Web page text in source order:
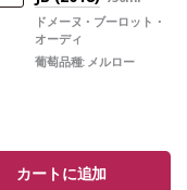
ドメーヌ・ブーロット・
オーディ
葡萄品種: メルロー
カートに追加